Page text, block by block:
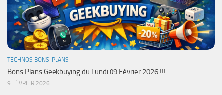
TECHNOS BONS-PLANS
Bons Plans Geekbuying du Lundi 09 Février 2026 !!!
9 FÉVRIER 2026